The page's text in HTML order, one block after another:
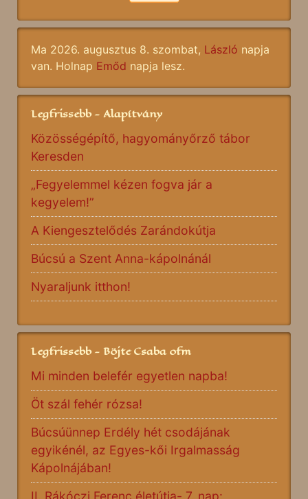
Ma 2026. augusztus 8. szombat, László napja
van. Holnap Emőd napja lesz.
Legfrissebb - Alapítvány
Közösségépítő, hagyományőrző tábor
Keresden
„Fegyelemmel kézen fogva jár a
kegyelem!”
A Kiengesztelődés Zarándokútja
Búcsú a Szent Anna-kápolnánál
Nyaraljunk itthon!
Legfrissebb - Böjte Csaba ofm
Mi minden belefér egyetlen napba!
Öt szál fehér rózsa!
Búcsúünnep Erdély hét csodájának
egyikénél, az Egyes-kői Irgalmasság
Kápolnájában!
II. Rákóczi Ferenc életútja- 7. nap: